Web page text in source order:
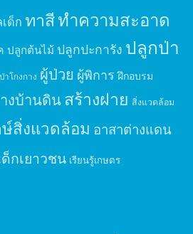
ด็ก ทาสีทำความสะอาด
ปลูกต้นไม้ ปลูกปะการัง ปลูกป่า
าโกงกาง ผู้ป่วย ผู้พิการ ฝึกอบรม
งบ้านดินสร้างฝาย สิ่งแวดล้อม
สิ่งแวดล้อม อาสาต่างแดน
ด็กเยาวชน เรียนรู้เกษตร